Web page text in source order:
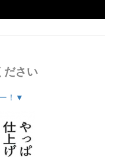
ださい
！▼